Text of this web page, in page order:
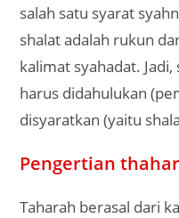
salah satu syarat
shalat adalah rukun
kalimat syahadat.
harus didahulukan
disyaratkan (yaitu
Pengertian
Taharah berasal dari